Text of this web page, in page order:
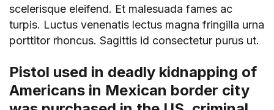
scelerisque eleifend. Et malesuada fames ac
turpis. Luctus venenatis lectus magna fringilla urna
porttitor rhoncus. Sagittis id consectetur purus ut.
Pistol used in deadly kidnapping of
Americans in Mexican border city